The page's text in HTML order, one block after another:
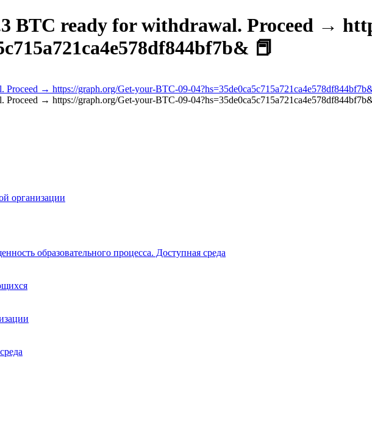
BTC ready for withdrawal. Proceed →
📕
→ https://graph.org/Get-your-BTC-09-
→ https://graph.org/Get-your-BTC-09-
организации
образовательного процесса. Доступная среда